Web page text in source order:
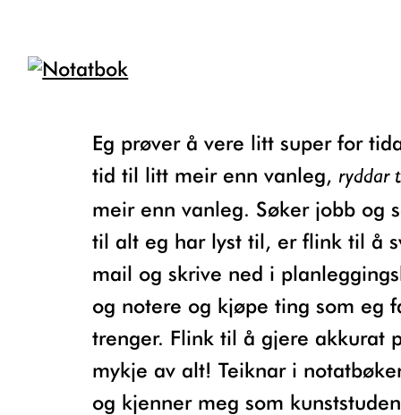
Eg prøver å vere litt super for tida. Har
tid til litt meir enn vanleg, ryddar
meir enn vanleg. Søker jobb og
til alt eg har lyst til, er flink til å
mail og skrive ned i
og notere og kjøpe ting som eg
trenger. Flink til å gjere akkurat
mykje av alt! Teiknar i
og kjenner meg som